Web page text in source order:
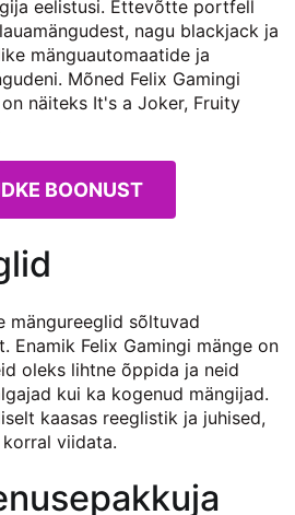
eelistusi. Ettevõtte portfell
nagu blackjack ja
mänguautomaatide ja
Mõned Felix Gamingi
näiteks It's a Joker, Fruity
BOONUST
mängureeglid sõltuvad
Enamik Felix Gamingi mänge on
oleks lihtne õppida ja neid
kui ka kogenud mängijad.
kaasas reeglistik ja juhised,
viidata.